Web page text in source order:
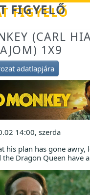
FIGYELŐ
(CARL
1X9
adatlapjára
14:00, szerda
his plan has gone awry,
the Dragon Queen have